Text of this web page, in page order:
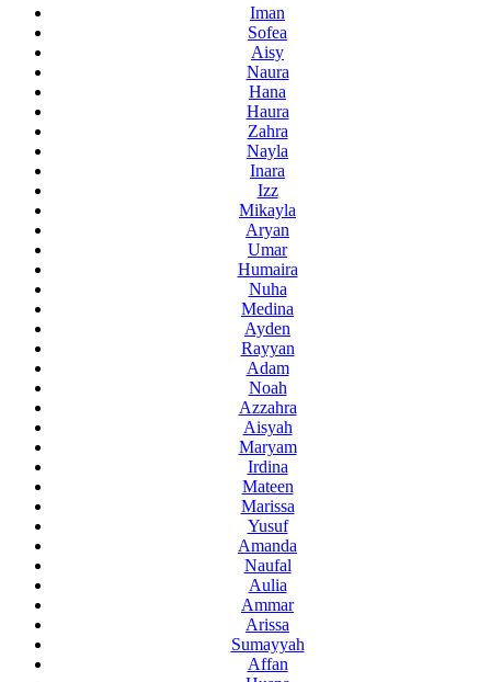
Iman
Sofea
Aisy
Naura
Hana
Haura
Zahra
Nayla
Inara
Izz
Mikayla
Aryan
Umar
Humaira
Nuha
Medina
Ayden
Rayyan
Adam
Noah
Azzahra
Aisyah
Maryam
Irdina
Mateen
Marissa
Yusuf
Amanda
Naufal
Aulia
Ammar
Arissa
Sumayyah
Affan